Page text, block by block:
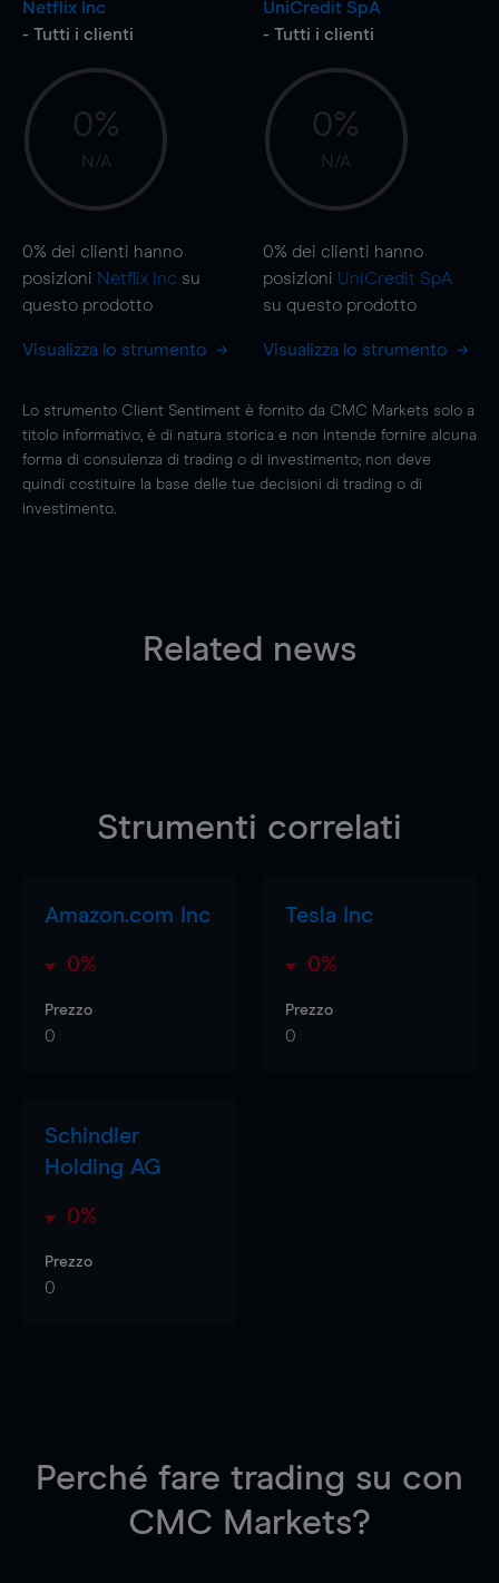
Netflix Inc
- Tutti i clienti
0%
N/A
0% dei clienti hanno
posizioni Netflix Inc su
questo prodotto
Visualizza lo strumento
UniCredit SpA
- Tutti i clienti
0%
N/A
0% dei clienti hanno
posizioni UniCredit SpA
su questo prodotto
Visualizza lo strumento
Lo strumento Client Sentiment è fornito da CMC Markets solo a
titolo informativo, è di natura storica e non intende fornire alcuna
forma di consulenza di trading o di investimento; non deve
quindi costituire la base delle tue decisioni di trading o di
investimento.
Related news
Strumenti correlati
Amazon.com Inc
0%
Prezzo
0
Tesla Inc
0%
Prezzo
0
Schindler
Holding AG
0%
Prezzo
0
Perché fare trading su con
CMC Markets?